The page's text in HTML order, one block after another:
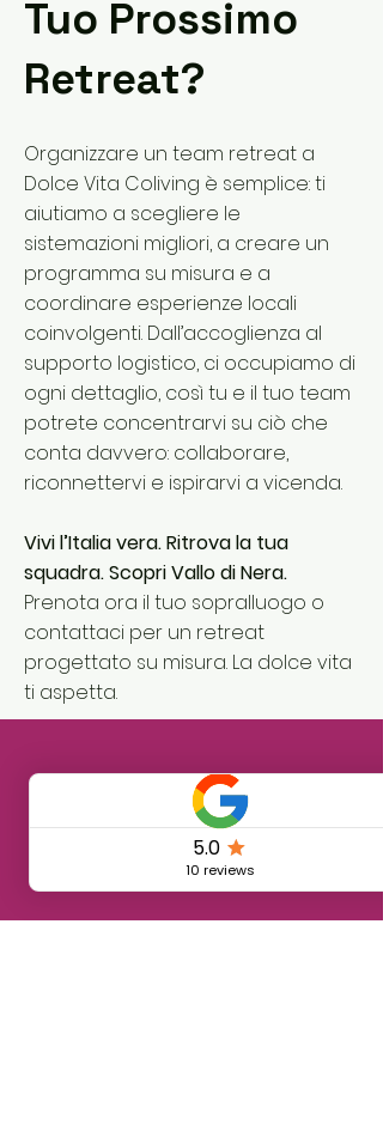
Tuo Prossimo
Retreat?
Organizzare un team retreat a
Dolce Vita Coliving è semplice: ti
aiutiamo a scegliere le
sistemazioni migliori, a creare un
programma su misura e a
coordinare esperienze locali
coinvolgenti. Dall’accoglienza al
supporto logistico, ci occupiamo di
ogni dettaglio, così tu e il tuo team
potrete concentrarvi su ciò che
conta davvero: collaborare,
riconnettervi e ispirarvi a vicenda.
Vivi l’Italia vera. Ritrova la tua
squadra. Scopri Vallo di Nera.
Prenota ora il tuo sopralluogo o
contattaci per un retreat
progettato su misura. La dolce vita
ti aspetta.